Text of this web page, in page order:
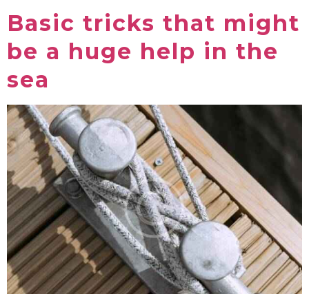
Basic tricks that might
be a huge help in the
sea